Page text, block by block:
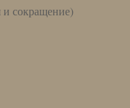
и сокращение)